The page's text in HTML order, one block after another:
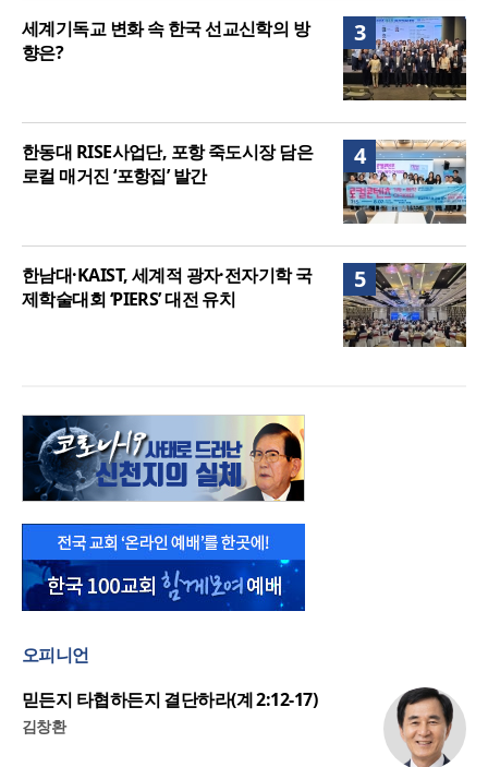
3
세계기독교 변화 속 한국 선교신학의 방
향은?
4
한동대 RISE사업단, 포항 죽도시장 담은
로컬 매거진 ‘포항집’ 발간
5
한남대·KAIST, 세계적 광자·전자기학 국
제학술대회 ‘PIERS’ 대전 유치
오피니언
믿든지 타협하든지 결단하라(계 2:12-17)
김창환